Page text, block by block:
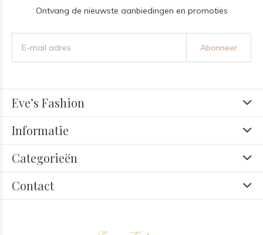
Ontvang de nieuwste aanbiedingen en promoties
Abonneer
Eve’s Fashion
Informatie
Categorieën
Contact